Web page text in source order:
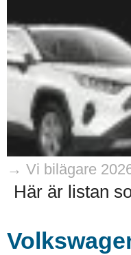
→ Vi bilägare
Här är listan